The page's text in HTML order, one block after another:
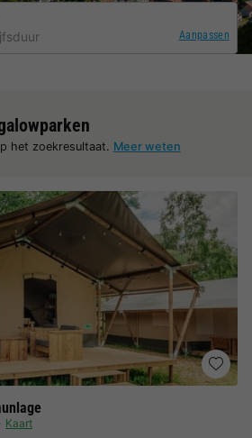
Aanpassen
het zoekresultaat. Meer weten
Kaart